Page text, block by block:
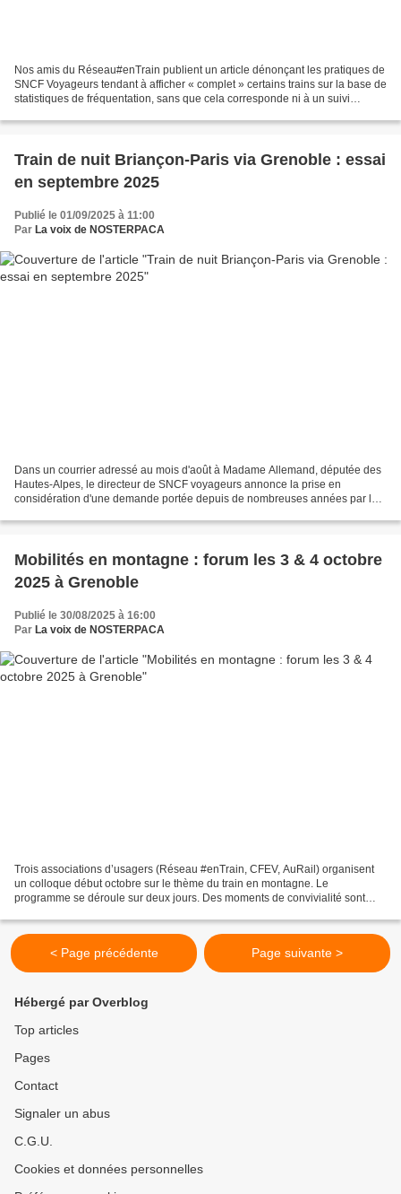
Nos amis du Réseau#enTrain publient un article dénonçant les pratiques de
SNCF Voyageurs tendant à afficher « complet » certains trains sur la base de
statistiques de fréquentation, sans que cela corresponde ni à un suivi
Train de nuit Briançon-Paris via Grenoble : essai
en septembre 2025
Publié le 01/09/2025 à 11:00
Par La voix de NOSTERPACA
Dans un courrier adressé au mois d'août à Madame Allemand, députée des
Hautes-Alpes, le directeur de SNCF voyageurs annonce la prise en
considération d'une demande portée depuis de nombreuses années par les
Mobilités en montagne : forum les 3 & 4 octobre
2025 à Grenoble
Publié le 30/08/2025 à 16:00
Par La voix de NOSTERPACA
Trois associations d’usagers (Réseau #enTrain, CFEV, AuRail) organisent
un colloque début octobre sur le thème du train en montagne. Le
programme se déroule sur deux jours. Des moments de convivialité sont
< Page précédente Page suivante >
Hébergé par Overblog
Top articles
Pages
Contact
Signaler un abus
C.G.U.
Cookies et données personnelles